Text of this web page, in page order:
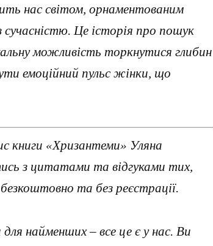
нас світом, орнаментованим
сучасністю. Це історія про пошук
можливість торкнутися глибин
емоційний пульс жінки, що
книги «Хризантеми» Уляна
з цитатами та відгуками тих,
та без реєстрації.
найменших – все це є у нас. Ви